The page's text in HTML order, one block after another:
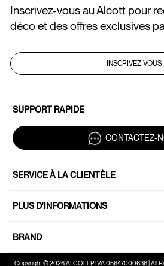
Inscrivez-vous au Alcott pour
déco et des offres exclusives
INSCRIVEZ-VOUS
SUPPORT RAPIDE
CONTACTEZ-
SERVICE À LA CLIENTÈLE
PLUS D'INFORMATIONS
BRAND
Copyright © 2026 ALCOTT P.IVA 05647000636 | All